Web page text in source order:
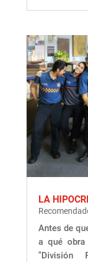
LA
Antes de
a qué obra
"División